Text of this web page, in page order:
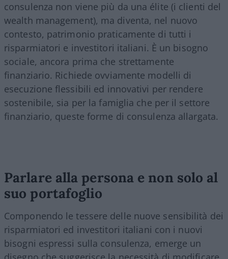
consulenza non viene più da una élite (i clienti del
wealth management), ma diventa, nel nuovo
contesto, patrimonio praticamente di tutti i
risparmiatori e investitori italiani. È un bisogno
sociale, ancora prima che strettamente
finanziario. Richiede ovviamente modelli di
esecuzione flessibili ed innovativi per rendere
sostenibile, sia per la famiglia che per il settore
finanziario, queste forme di consulenza allargata.
Parlare alla persona e non solo al
suo portafoglio
Componendo le tessere delle nuove sensibilità dei
risparmiatori ed investitori italiani con i nuovi
bisogni espressi sulla consulenza, emerge un